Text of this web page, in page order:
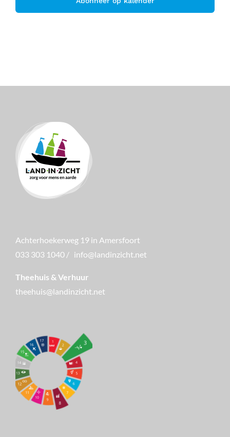
Achterhoekerweg 19 in Amersfoort
033 303 1040 / info@landinzicht.net
Theehuis & Verhuur
theehuis@landinzicht.net